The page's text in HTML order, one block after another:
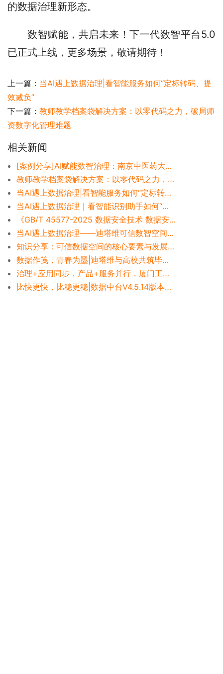
的数据治理新形态。
数智赋能，共启未来！下一代数智平台5.0
已正式上线，更多场景，敬请期待！
上一篇： 当AI遇上数据治理|看智能服务如何“定标转码、提
效减负”
下一篇： 教师教学档案袋解决方案：以零代码之力，破局师
资数字化管理难题
相关新闻
[案例分享]AI赋能数智治理：南京中医药大学的业数融合校园服务新范式
教师教学档案袋解决方案：以零代码之力，破局师资数字化管理难题
当AI遇上数据治理|看智能服务如何“定标转码、提效减负”
当AI遇上数据治理｜看智能识别助手如何“解放双手、效率为王”
《GB/T 45577-2025 数据安全技术 数据安全风险评估方法》解读
当AI遇上数据治理——迪塔维可信数智空间V5解决方案重塑数据治理新形态
知识分享：可信数据空间的核心要素与发展引导框架
数据作笺，青春为墨|迪塔维与高校共筑毕业报告里的时光长卷
治理+应用同步，产品+服务并行，厦门工学院高效落地实践
比快更快，比稳更稳|数据中台V4.5.14版本发布